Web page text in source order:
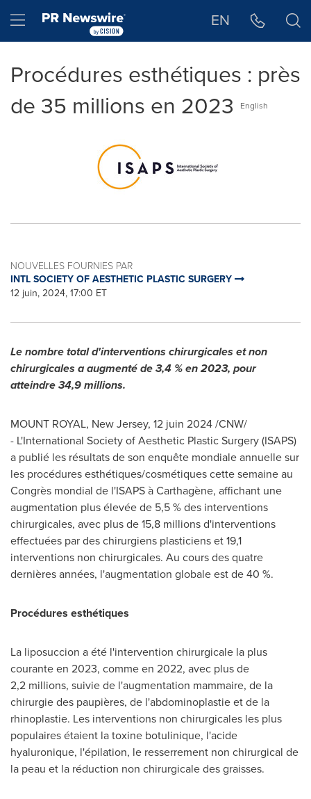
Hamburger menu EN
Procédures esthétiques : près
de 35 millions en 2023
English
NOUVELLES FOURNIES PAR
INTL SOCIETY OF AESTHETIC PLASTIC SURGERY
12 juin, 2024, 17:00 ET
Le nombre total d'interventions chirurgicales et non
chirurgicales a augmenté de 3,4 % en 2023, pour
atteindre 34,9 millions.
MOUNT ROYAL, New Jersey, 12 juin 2024/CNW/
- L'International Society of Aesthetic Plastic Surgery (ISAPS)
a publié les résultats de son enquête mondiale annuelle sur
les procédures esthétiques/cosmétiques cette semaine au
Congrès mondial de l'ISAPS à Carthagène, affichant une
augmentation plus élevée de 5,5 % des interventions
chirurgicales, avec plus de 15,8 millions d'interventions
effectuées par des chirurgiens plasticiens et 19,1
interventions non chirurgicales. Au cours des quatre
dernières années, l'augmentation globale est de 40 %.
Procédures esthétiques
La liposuccion a été l'intervention chirurgicale la plus
courante en 2023, comme en 2022, avec plus de
2,2 millions, suivie de l'augmentation mammaire, de la
chirurgie des paupières, de l'abdominoplastie et de la
rhinoplastie. Les interventions non chirurgicales les plus
populaires étaient la toxine botulinique, l'acide
hyaluronique, l'épilation, le resserrement non chirurgical de
la peau et la réduction non chirurgicale des graisses.